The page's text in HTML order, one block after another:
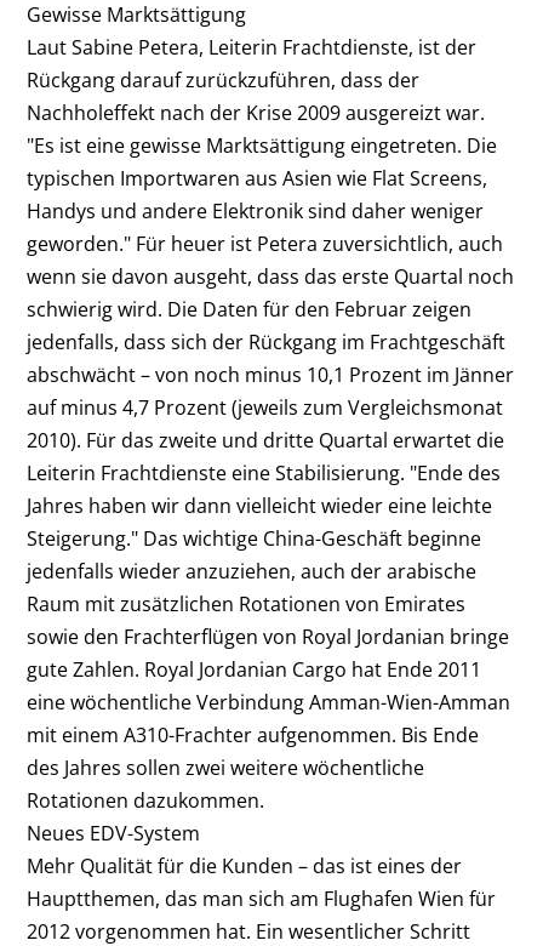
Gewisse Marktsättigung
Laut Sabine Petera, Leiterin Frachtdienste, ist der
Rückgang darauf zurückzuführen, dass der
Nachholeffekt nach der Krise 2009 ausgereizt war.
"Es ist eine gewisse Marktsättigung eingetreten. Die
typischen Importwaren aus Asien wie Flat Screens,
Handys und andere Elektronik sind daher weniger
geworden." Für heuer ist Petera zuversichtlich, auch
wenn sie davon ausgeht, dass das erste Quartal noch
schwierig wird. Die Daten für den Februar zeigen
jedenfalls, dass sich der Rückgang im Frachtgeschäft
abschwächt – von noch minus 10,1 Prozent im Jänner
auf minus 4,7 Prozent (jeweils zum Vergleichsmonat
2010). Für das zweite und dritte Quartal erwartet die
Leiterin Frachtdienste eine Stabilisierung. "Ende des
Jahres haben wir dann vielleicht wieder eine leichte
Steigerung." Das wichtige China-Geschäft beginne
jedenfalls wieder anzuziehen, auch der arabische
Raum mit zusätzlichen Rotationen von Emirates
sowie den Frachterflügen von Royal Jordanian bringe
gute Zahlen. Royal Jordanian Cargo hat Ende 2011
eine wöchentliche Verbindung Amman-Wien-Amman
mit einem A310-Frachter aufgenommen. Bis Ende
des Jahres sollen zwei weitere wöchentliche
Rotationen dazukommen.
Neues EDV-System
Mehr Qualität für die Kunden – das ist eines der
Hauptthemen, das man sich am Flughafen Wien für
2012 vorgenommen hat. Ein wesentlicher Schritt